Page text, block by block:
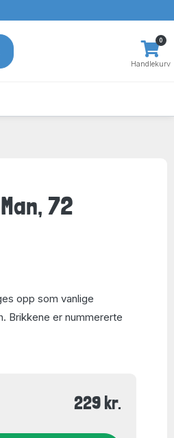
Handlekurv
0
72
opp som vanlige
Brikkene er nummererte
229 kr.